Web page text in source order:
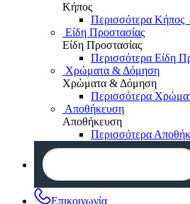
Κήπος
Περισσότερα Κήπος
Είδη Προστασίας
Είδη Προστασίας
Περισσότερα Είδη
Χρώματα & Δόμηση
Χρώματα & Δόμηση
Περισσότερα
Αποθήκευση
Αποθήκευση
Περισσότερα
Επικοινωνία